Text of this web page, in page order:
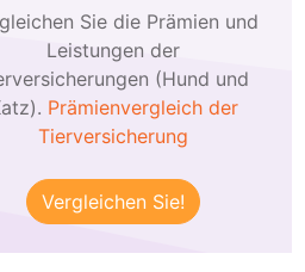
Sie die Prämien und
Leistungen der
(Hund und
Prämienvergleich der
Tierversicherung
Vergleichen Sie!